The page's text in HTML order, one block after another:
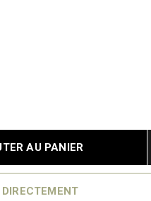
AU PANIER
DIRECTEMENT